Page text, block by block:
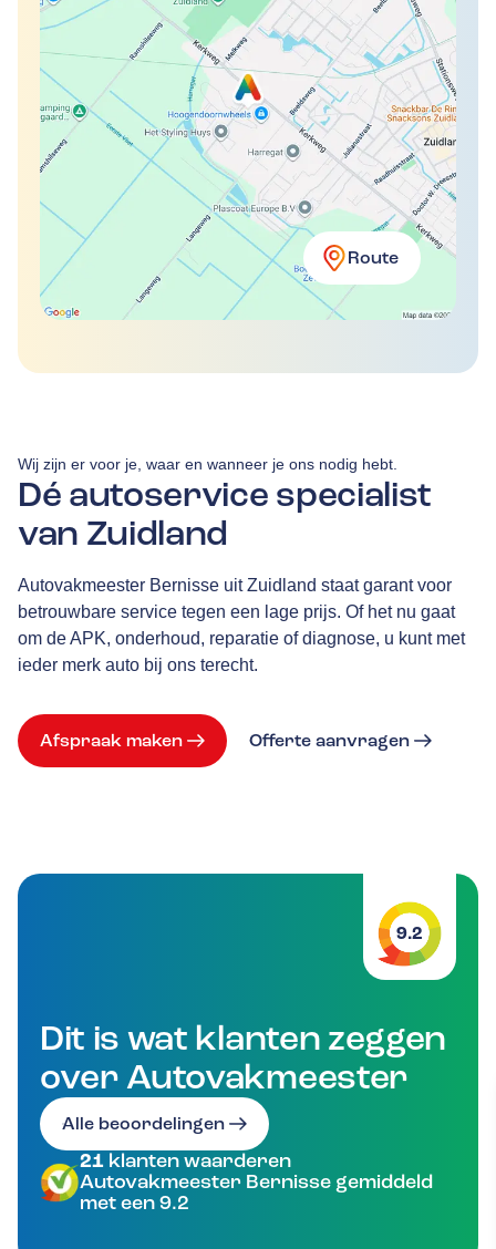
Route
Dé autoservice specialist
van Zuidland
Wij zijn er voor je, waar en wanneer je ons nodig hebt.
Autovakmeester Bernisse uit Zuidland staat garant voor
betrouwbare service tegen een lage prijs. Of het nu gaat
om de APK, onderhoud, reparatie of diagnose, u kunt met
ieder merk auto bij ons terecht.
Afspraak maken Offerte aanvragen
9.2
Dit is wat klanten zeggen
over Autovakmeester
Alle beoordelingen
21 klanten waarderen
Autovakmeester Bernisse gemiddeld
met een 9.2